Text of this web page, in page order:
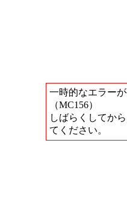
一時的なエラー
（MC156）
しばらくしてか
てください。